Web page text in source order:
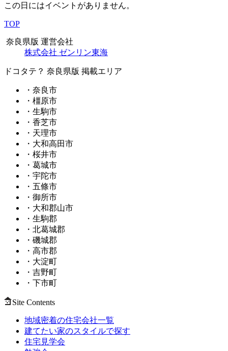
この日にはイベントがありません。
TOP
奈良県版 運営会社
株式会社 ゼンリン東海
ドコタテ？ 奈良県版 掲載エリア
・奈良市
・橿原市
・生駒市
・香芝市
・天理市
・大和高田市
・桜井市
・葛城市
・宇陀市
・五條市
・御所市
・大和郡山市
・生駒郡
・北葛城郡
・磯城郡
・高市郡
・大淀町
・吉野町
・下市町
Site Contents
地域密着の住宅会社一覧
建てたい家のスタイルで探す
住宅見学会